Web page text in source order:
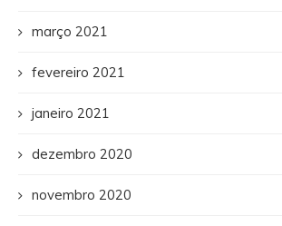
março 2021
fevereiro 2021
janeiro 2021
dezembro 2020
novembro 2020